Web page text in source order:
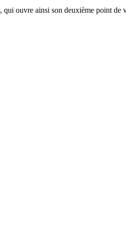
, qui ouvre ainsi son deuxième point de